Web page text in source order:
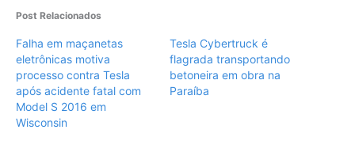
Post Relacionados
Falha em maçanetas
eletrônicas motiva
processo contra Tesla
após acidente fatal com
Model S 2016 em
Wisconsin
Tesla Cybertruck é
flagrada transportando
betoneira em obra na
Paraíba